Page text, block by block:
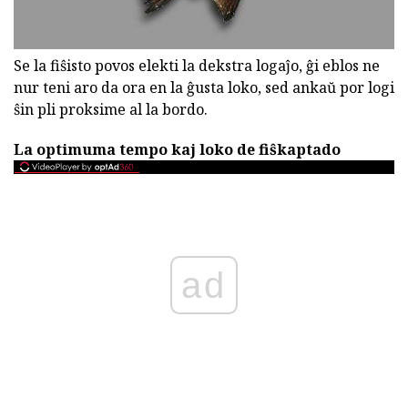
Se la fiŝisto povos elekti la dekstra logaĵo, ĝi eblos ne
nur teni aro da ora en la ĝusta loko, sed ankaŭ por logi
ŝin pli proksime al la bordo.
La optimuma tempo kaj loko de fiŝkaptado
ad